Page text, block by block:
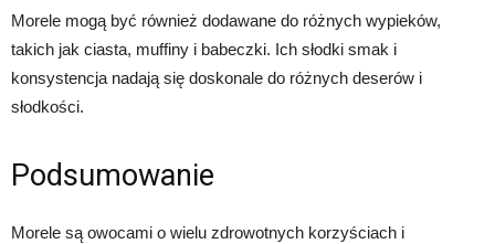
Morele mogą być również dodawane do różnych wypieków,
takich jak ciasta, muffiny i babeczki. Ich słodki smak i
konsystencja nadają się doskonale do różnych deserów i
słodkości.
Podsumowanie
Morele są owocami o wielu zdrowotnych korzyściach i